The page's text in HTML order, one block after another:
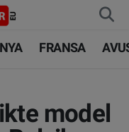
FRANSA
model